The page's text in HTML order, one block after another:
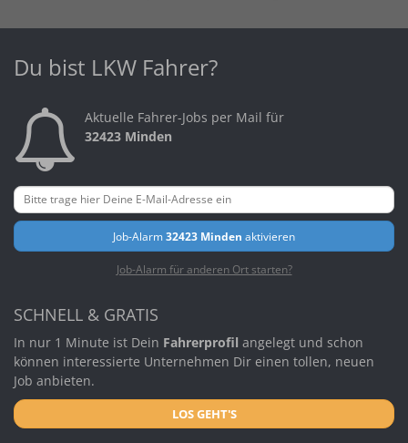
Du bist LKW Fahrer?
Aktuelle Fahrer-Jobs per Mail für
32423 Minden
Job-Alarm32423 Minden aktivieren
Job-Alarm für anderen Ort starten?
SCHNELL & GRATIS
In nur 1 Minute ist Dein Fahrerprofil angelegt und schon
können interessierte Unternehmen Dir einen tollen, neuen
Job anbieten.
LOS GEHT'S